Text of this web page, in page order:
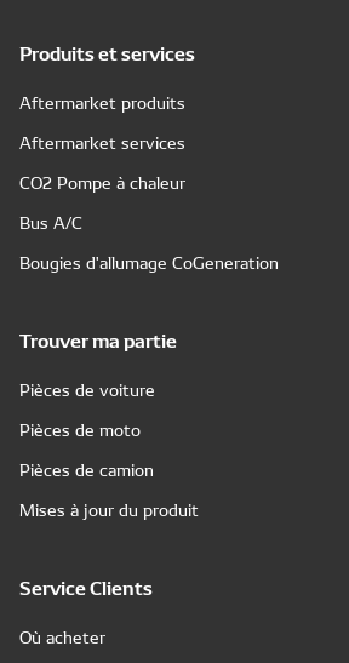
Produits et services
Aftermarket produits
Aftermarket services
CO2 Pompe à chaleur
Bus A/C
Bougies d'allumage CoGeneration
Trouver ma partie
Pièces de voiture
Pièces de moto
Pièces de camion
Mises à jour du produit
Service Clients
Où acheter